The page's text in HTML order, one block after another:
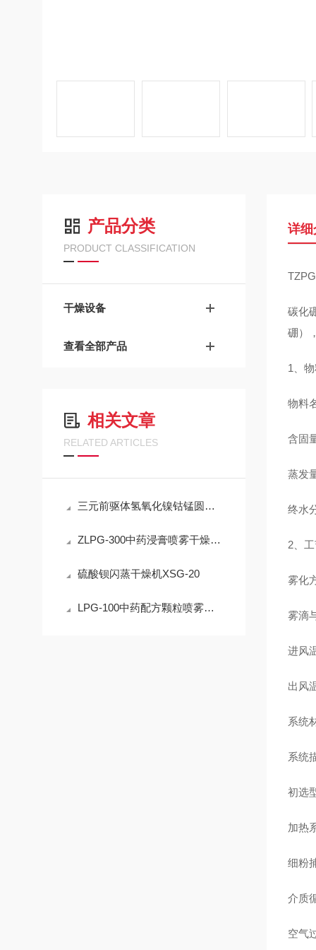
产品分类
PRODUCT CLASSIFICATION
干燥设备
查看全部产品
相关文章
RELATED ARTICLES
三元前驱体氢氧化镍钴锰圆盘干燥设备
ZLPG-300中药浸膏喷雾干燥机防止物料返顶，焦化
硫酸钡闪蒸干燥机XSG-20
LPG-100中药配方颗粒喷雾干燥机热风系统
详细
碳化
硼）
1、
物料
含固
蒸发
终水
2、
雾
雾滴
进
出
系统
系
初选
加
细粉
介质
空气